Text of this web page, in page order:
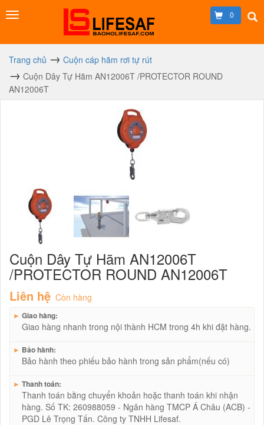
0
Trang chủ
Cuộn cáp hãm rơi tự rút
Cuộn Dây Tự Hãm AN12006T /PROTECTOR ROUND
AN12006T
Cuộn Dây Tự Hãm AN12006T
/PROTECTOR ROUND AN12006T
Liên hệ Còn hàng
► Giao hàng:
Giao hàng nhanh trong nội thành HCM trong 4h khi đặt hàng.
► Bảo hành:
Bảo hành theo phiếu bảo hành trong sản phẩm(nếu có)
► Thanh toán:
Thanh toán bằng chuyển khoản hoặc thanh toán khi nhận
hàng. Số TK: 260988059 - Ngân hàng TMCP Á Châu (ACB) -
PGD Lê Trọng Tấn. Công ty TNHH Lifesaf.